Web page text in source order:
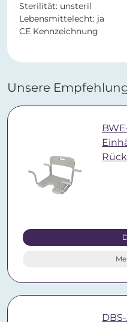
Sterilität: unsteril
Lebensmittelecht: ja
CE Kennzeichnung
Unsere